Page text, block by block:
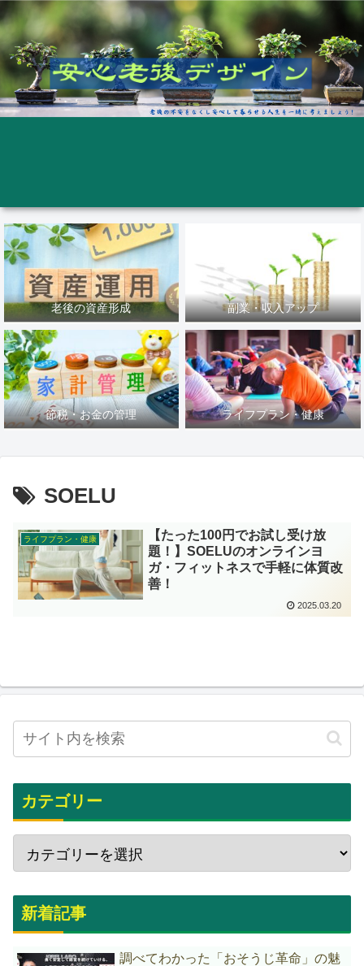
老後の資産形成 副業・収入アップ
節税・お金の管理 ライフプラン・健康
SOELU
ライフプラン・健康
【たった100円でお試し受け放
題！】SOELUのオンラインヨ
ガ・フィットネスで手軽に体質改
善！
2025.03.20
カテゴリー
新着記事
調べてわかった「おそうじ革命」の魅